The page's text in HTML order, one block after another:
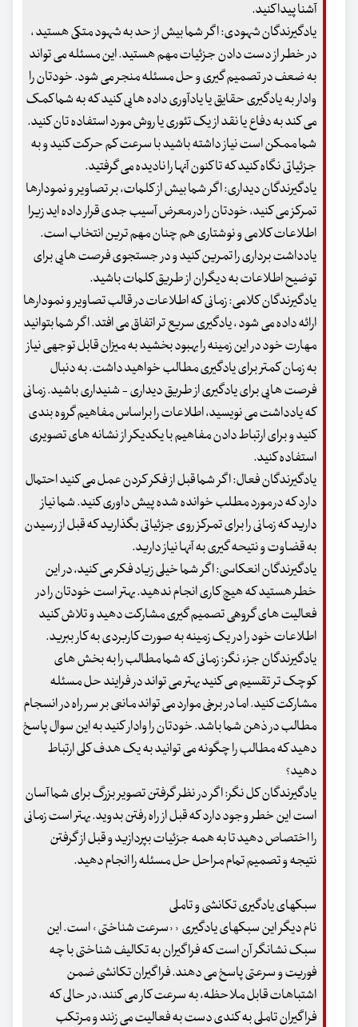
آشنا پیدا کنید.
یادگیرندگان شهودی: اگر شما بیش از حد به شهود متکی هستید ،
در خطر از دست دادن جزئیات مهم هستید. این مسئله می تواند
به ضعف در تصمیم گیری و حل مسئله منجر می شود. خودتان را
وادار به یادگیری حقایق یا یادآوری داده هایی کنید که به شما کمک
می کند به دفاع یا نقد از یک تئوری یا روش مورد استفاده تان کنید.
شما ممکن است نیاز داشته باشید با سرعت کم حرکت کنید و به
جزئیاتی نگاه کنید که تا کنون آنها را نادیده می گرفتید.
یادگیرندگان دیداری: اگر شما بیش از کلمات، بر تصاویر و نمودارها
تمرکز می کنید، خودتان را در معرض آسیب جدی قرار داده اید زیرا
اطلاعات کلامی و نوشتاری هم چنان مهم ترین انتخاب است.
یادداشت برداری را تمرین کنید و در جستجوی فرصت هایی برای
توضیح اطلاعات به دیگران از طریق کلمات باشید.
یادگیرندگان کلامی: زمانی که اطلاعات در قالب تصاویر و نمودارها
ارائه داده می شود ، یادگیری سریع تر اتفاق می افتد. اگر شما بتوانید
مهارت خود در این زمینه را بهبود بخشید به میزان قابل توجهی نیاز
به زمان کمتر برای یادگیری مطالب خواهید داشت. به دنبال
فرصت هایی برای یادگیری از طریق دیداری - شنیداری باشید. زمانی
که یادداشت می نویسید، اطلاعات را براساس مفاهیم گروه بندی
کنید و برای ارتباط دادن مفاهیم با یکدیکر از نشانه های تصویری
استفاده کنید.
یادگیرندگان فعال: اگر شما قبل از فکر کردن عمل می کنید احتمال
دارد که در مورد مطلب خوانده شده پیش داوری کنید. شما نیاز
دارید که زمانی را برای تمرکز روی جزئیاتی بگذارید که قبل از رسیدن
به قضاوت و نتیحه گیری به آنها نیاز دارید.
یادگیرندگان انعکاسی: اگر شما خیلی زیاد فکر می کنید، در این
خطر هستید که هیچ کاری انجام ندهید. بهتر است خودتان را در
فعالیت های گروهی تصمیم گیری مشارکت دهید و تلاش کنید
اطلاعات خود را در یک زمینه به صورت کاربردی به کار ببرید.
یادگیرندگان جزء نگر: زمانی که شما مطالب را به بخش های
کوچک تر تقسیم می کنید بهتر می تواند در فرایند حل مسئله
مشارکت کنید. اما در برخی موارد می تواند مانعی بر سر راه در انسجام
مطالب در ذهن شما باشد. خودتان را وادار کنید به این سوال پاسخ
دهید که مطالب را چگونه می توانید به یک هدف کلی ارتباط
دهید؟
یادگیرندگان کل نگر: اگر در نظر گرفتن تصویر بزرگ برای شما آسان
است این خطر وجود دارد که قبل از راه رفتن بدوید. بهتر است زمانی
را اختصاص دهید تا به همه جزئیات بپردازید و قبل از گرفتن
نتیجه و تصمیم تمام مراحل حل مسئله را انجام دهید.
سبکهای یادگیری تکانشی و تاملی
نام دیگر این سبکهای یادگیری ˒˒سرعت شناختی˓ است. این
سبک نشانگر آن است که فراگیران به تکالیف شناختی با چه
فوریت و سرعتی پاسخ می دهند. فراگیران تکانشی ضمن
اشتباهات قابل ملاحظه، به سرعت کار می کنند، در حالی که
فراگیران تاملی به کندی دست به فعالیت می زنند و مرتکب